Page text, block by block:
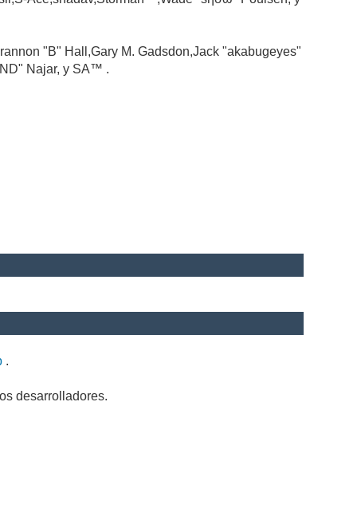
"B" Hall,Gary M. Gadsdon,Jack "akabugeyes"
Najar, y SA™ .
.
desarrolladores.